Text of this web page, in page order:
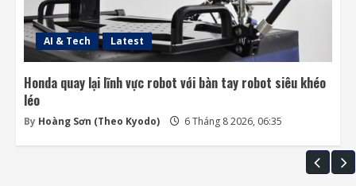
AI & Tech Latest
Honda quay lại lĩnh vực robot với bàn tay robot siêu khéo
léo
By Hoàng Sơn (Theo Kyodo) 6 Tháng 8 2026, 06:35